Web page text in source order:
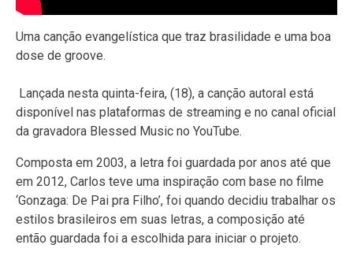
Uma canção evangelística que traz brasilidade e uma boa
dose de groove.
Lançada nesta quinta-feira, (18), a canção autoral está
disponível nas plataformas de streaming e no canal oficial
da gravadora Blessed Music no YouTube.
Composta em 2003, a letra foi guardada por anos até que
em 2012, Carlos teve uma inspiração com base no filme
‘Gonzaga: De Pai pra Filho’, foi quando decidiu trabalhar os
estilos brasileiros em suas letras, a composição até
então guardada foi a escolhida para iniciar o projeto.